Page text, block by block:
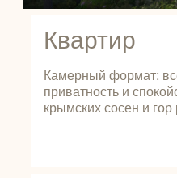
Квартир
Камерный формат:
приватность и
крымских сосен и